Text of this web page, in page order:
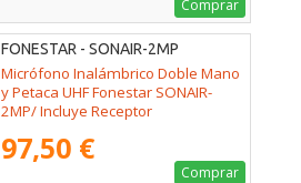
Comprar
FONESTAR - SONAIR-2MP
Micrófono Inalámbrico Doble Mano
y Petaca UHF Fonestar SONAIR-
2MP/ Incluye Receptor
97,50 €
Comprar